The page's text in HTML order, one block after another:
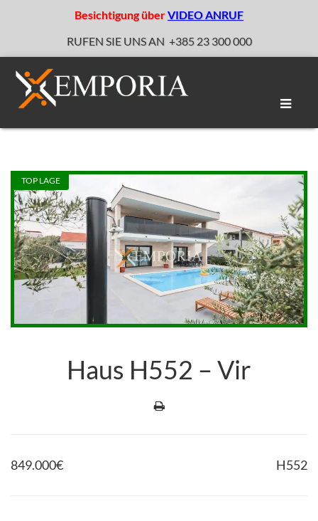
Besichtigung überVIDEO ANRUF
RUFEN SIE UNS AN +385 23 300 000
TOP LAGE
Haus H552 – Vir
849.000€ H552